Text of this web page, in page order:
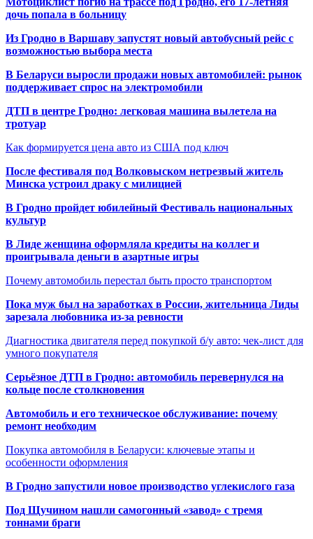
дочь попала в больницу
Из Гродно в Варшаву запустят новый автобусный рейс с
возможностью выбора места
В Беларуси выросли продажи новых автомобилей: рынок
поддерживает спрос на электромобили
ДТП в центре Гродно: легковая машина вылетела на
тротуар
Как формируется цена авто из США под ключ
После фестиваля под Волковыском нетрезвый житель
Минска устроил драку с милицией
В Гродно пройдет юбилейный Фестиваль национальных
культур
В Лиде женщина оформляла кредиты на коллег и
проигрывала деньги в азартные игры
Почему автомобиль перестал быть просто транспортом
Пока муж был на заработках в России, жительница Лиды
зарезала любовника из-за ревности
Диагностика двигателя перед покупкой б/у авто: чек-лист для
умного покупателя
Серьёзное ДТП в Гродно: автомобиль перевернулся на
кольце после столкновения
Автомобиль и его техническое обслуживание: почему
ремонт необходим
Покупка автомобиля в Беларуси: ключевые этапы и
особенности оформления
В Гродно запустили новое производство углекислого газа
Под Щучином нашли самогонный «завод» с тремя
тоннами браги